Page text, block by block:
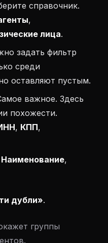
справочник.
,
лица.
задать фильтр
среди
оставляют пустым.
важное. Здесь
похожести.
, КПП,
Наименование,
дубли».
группы